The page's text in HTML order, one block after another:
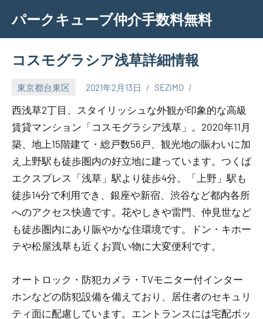
content
パークキューブ仲介手数料無料
コスモグラシア浅草詳細情報
東京都台東区 2021年2月13日 SEZIMO
西浅草2丁目、スタイリッシュな外観が印象的な高級
賃貸マンション「コスモグラシア浅草」。2020年11月
築、地上15階建て・総戸数56戸、観光地の賑わいに加
え上野駅も徒歩圏内の好立地に建っています。つくば
エクスプレス「浅草」駅より徒歩4分。「上野」駅も
徒歩14分で利用でき、銀座や新宿、渋谷など都内各所
へのアクセス快適です。花やしきや雷門、仲見世など
も徒歩圏内にあり賑やかな住環境です。ドン・キホー
テや松屋浅草も近くお買い物に大変便利です。
オートロック・防犯カメラ・TVモニター付インター
ホンなどの防犯設備を備えており、居住者のセキュリ
ティ面に配慮しています。エントランスには宅配ボッ